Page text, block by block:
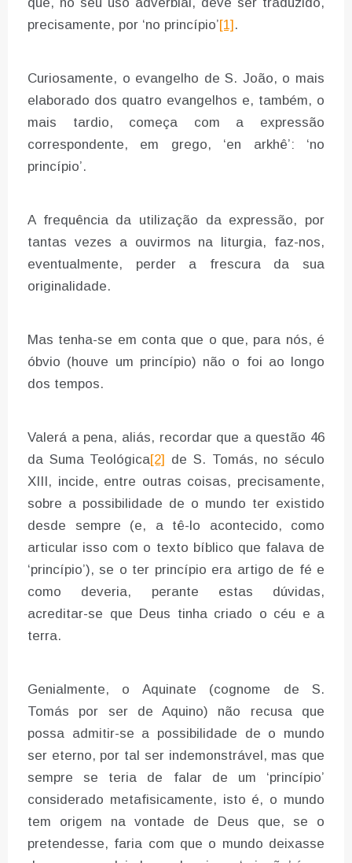
precisamente, por ‘no princípio’[1].
Curiosamente, o evangelho de S. João, o mais
elaborado dos quatro evangelhos e, também, o
mais tardio, começa com a expressão
correspondente, em grego, ‘en arkhê’: ‘no
princípio’.
A frequência da utilização da expressão, por
tantas vezes a ouvirmos na liturgia, faz-nos,
eventualmente, perder a frescura da sua
originalidade.
Mas tenha-se em conta que o que, para nós, é
óbvio (houve um princípio) não o foi ao longo
dos tempos.
Valerá a pena, aliás, recordar que a questão 46
da Suma Teológica[2] de S. Tomás, no século
XIII, incide, entre outras coisas, precisamente,
sobre a possibilidade de o mundo ter existido
desde sempre (e, a tê-lo acontecido, como
articular isso com o texto bíblico que falava de
‘princípio’), se o ter princípio era artigo de fé e
como deveria, perante estas dúvidas,
acreditar-se que Deus tinha criado o céu e a
terra.
Genialmente, o Aquinate (cognome de S.
Tomás por ser de Aquino) não recusa que
possa admitir-se a possibilidade de o mundo
ser eterno, por tal ser indemonstrável, mas que
sempre se teria de falar de um ‘princípio’
considerado metafisicamente, isto é, o mundo
tem origem na vontade de Deus que, se o
pretendesse, faria com que o mundo deixasse